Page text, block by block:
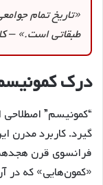
«تاریخ تمام
طبقاتی است.» –
درک
“کمونیسم”
گیرد. کاربرد مدرن
فرانسوی قرن
«کمون‌هایی» که در